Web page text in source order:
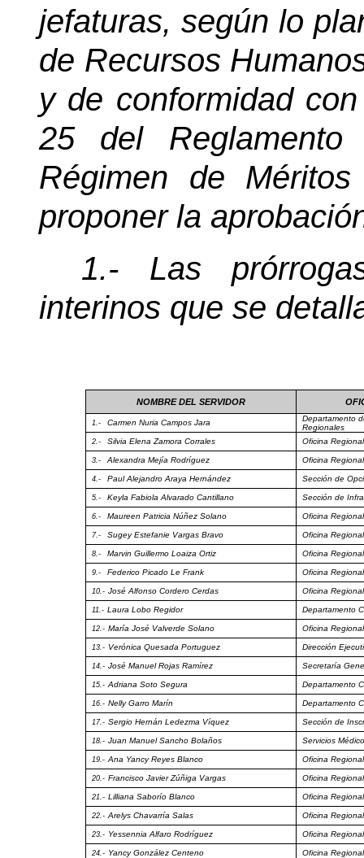
jefaturas, según lo
de Recursos
y de conformidad
25 del
Régimen de
proponer la
1.- Las
interinos que se
NOMBRE DEL SERVIDOR
1.- Carmen Nuria Campos Jara
Departamento
Regionales
2.- Silvia Elena Zamora Corrales Oficina
3.- Alexandra Mejía Rodríguez Oficina
4.- Paul Alejandro Araya Hernández Sección de
5.- Keyla Fabiola Alvarado Cantillano Sección de
6.- Maureen Patricia Núñez Solano Oficina
7.- Sugey Estefanie Vargas Bravo Oficina
8.- Marvin Guillermo Loaiza Ortiz Oficina
9.- Federico Picado Le Frank Oficina
10.- José Alfonso Cordero Cerdas Oficina
11.- Laura Lobo Regidor Departamento
12.- María José Valverde Solano Oficina
13.- Verónica Quesada Portuguez Dirección
14.- José Manuel Rojas Ramírez Secretaría
15.- Adriana Soto Segura Departamento
16.- Nelly Garro Marín Departamento
17.- Sergio Hernán Ledezma Víquez Sección de
18.- Juan Manuel Sancho Bolaños Servicios
19.- Ana Yancy Reyes Blanco Oficina
20.- Francisco Javier Zúñiga Vargas Oficina
21.- Lilliana Saborío Blanco Oficina
22.- Arelys Chavarría Salas Oficina
23.- Yessennia Alfaro Rodríguez Oficina
24.- Yancy González Centeno Oficina